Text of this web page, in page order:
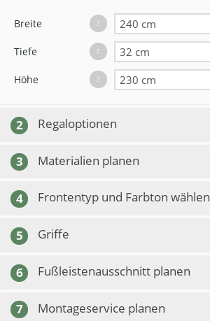
Breite ?
Tiefe ?
Höhe ?
2 Regaloptionen
3 Materialien planen
4 Frontentyp und Farbton wählen
5 Griffe
6 Fußleistenausschnitt planen
7 Montageservice planen